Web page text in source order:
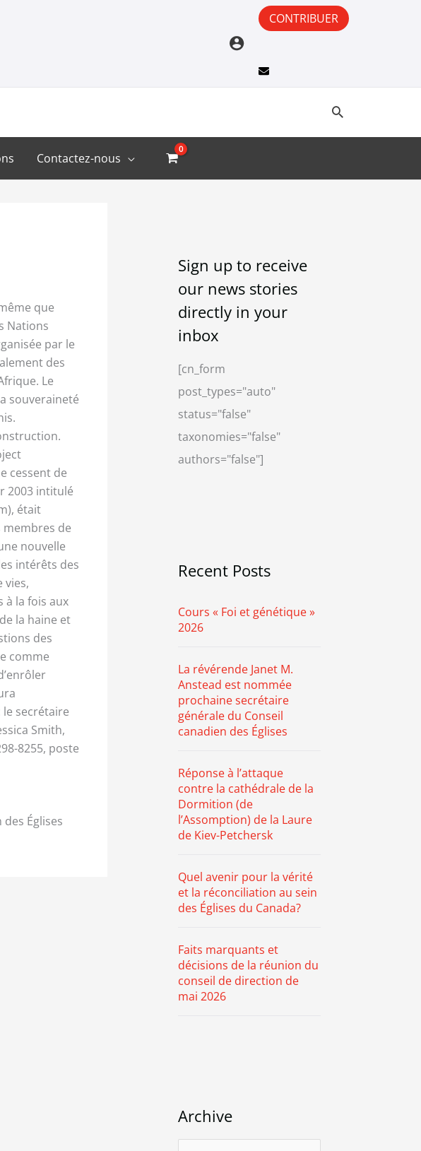
CONTRIBUER
Contactez-nous
que
Nations
par le
des
Le
souveraineté
cessent de
2003 intitulé
était
membres de
nouvelle
intérêts des
vies,
à la fois aux
la haine et
des
comme
le secrétaire
Smith,
8255, poste
Églises
Sign up to receive
our news stories
directly in your
inbox
[cn_form
post_types="auto"
status="false"
taxonomies="false"
authors="false"]
Recent Posts
Cours « Foi et génétique »
2026
La révérende Janet M.
Anstead est nommée
prochaine secrétaire
générale du Conseil
canadien des Églises
Réponse à l’attaque
contre la cathédrale de la
Dormition (de
l’Assomption) de la Laure
de Kiev-Petchersk
Quel avenir pour la vérité
et la réconciliation au sein
des Églises du Canada?
Faits marquants et
décisions de la réunion du
conseil de direction de
mai 2026
Archive
r
i
e
a
g
r
i
e
s